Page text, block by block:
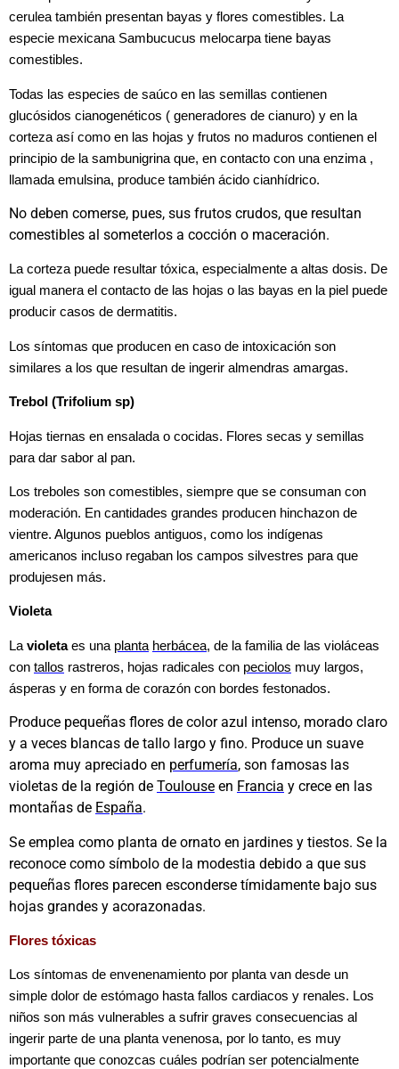
cerulea también presentan bayas y flores comestibles. La
especie mexicana Sambucucus melocarpa tiene bayas
comestibles.
Todas las especies de saúco en las semillas contienen
glucósidos cianogenéticos ( generadores de cianuro) y en la
corteza así como en las hojas y frutos no maduros contienen el
principio de la sambunigrina que, en contacto con una enzima ,
llamada emulsina, produce también ácido cianhídrico.
No deben comerse, pues, sus frutos crudos, que resultan
comestibles al someterlos a cocción o maceración.
La corteza puede resultar tóxica, especialmente a altas dosis. De
igual manera el contacto de las hojas o las bayas en la piel puede
producir casos de dermatitis.
Los síntomas que producen en caso de intoxicación son
similares a los que resultan de ingerir almendras amargas.
Trebol (Trifolium sp)
Hojas tiernas en ensalada o cocidas. Flores secas y semillas
para dar sabor al pan.
Los treboles son comestibles, siempre que se consuman con
moderación. En cantidades grandes producen hinchazon de
vientre. Algunos pueblos antiguos, como los indígenas
americanos incluso regaban los campos silvestres para que
produjesen más.
Violeta
La violetaes una planta herbácea, de la familia de las violáceas
con tallos rastreros, hojas radicales con peciolos muy largos,
ásperas y en forma de corazón con bordes festonados.
Produce pequeñas flores de color azul intenso, morado claro
y a veces blancas de tallo largo y fino. Produce un suave
aroma muy apreciado en perfumería, son famosas las
violetas de la región de Toulouse en Francia y crece en las
montañas de España.
Se emplea como planta de ornato en jardines y tiestos. Se la
reconoce como símbolo de la modestia debido a que sus
pequeñas flores parecen esconderse tímidamente bajo sus
hojas grandes y acorazonadas.
Flores tóxicas
Los síntomas de envenenamiento por planta van desde un
simple dolor de estómago hasta fallos cardiacos y renales. Los
niños son más vulnerables a sufrir graves consecuencias al
ingerir parte de una planta venenosa, por lo tanto, es muy
importante que conozcas cuáles podrían ser potencialmente